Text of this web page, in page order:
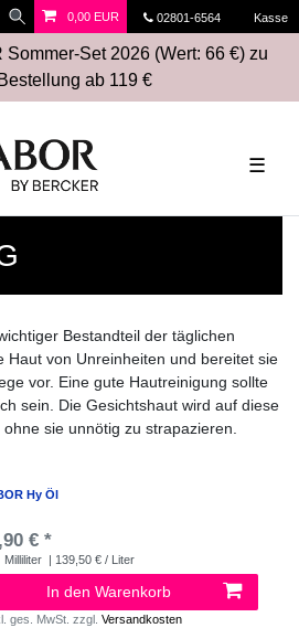
02801-6564 Kasse
0,00 EUR
Set 2026 (Wert: 66 €) zu
ab 119 €
☰
Bestandteil der täglichen
Haut von Unreinheiten und bereitet sie
vor. Eine gute Hautreinigung sollte
sein. Die Gesichtshaut wird auf diese
sie unnötig zu strapazieren.
Hy Öl
€ *
Milliliter | 139,50 € / Liter
In den Warenkorb
ges. MwSt. zzgl.Versandkosten